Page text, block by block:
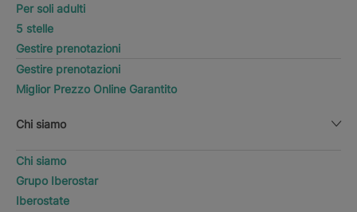
Per soli adulti
5 stelle
Gestire prenotazioni
Gestire prenotazioni
Miglior Prezzo Online Garantito
Chi siamo
Chi siamo
Grupo Iberostar
Iberostate